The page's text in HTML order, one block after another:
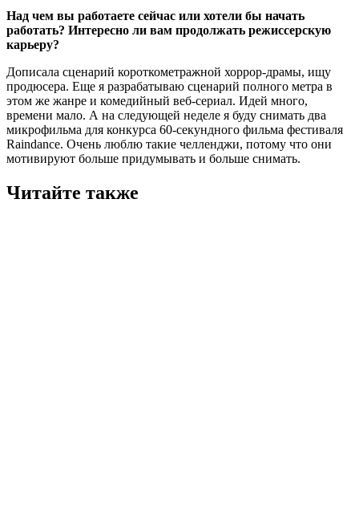
Над чем вы работаете сейчас или хотели бы начать
работать? Интересно ли вам продолжать режиссерскую
карьеру?
Дописала сценарий короткометражной хоррор-драмы, ищу
продюсера. Еще я разрабатываю сценарий полного метра в
этом же жанре и комедийный веб-сериал. Идей много,
времени мало. А на следующей неделе я буду снимать два
микрофильма для конкурса 60-секундного фильма фестиваля
Raindance. Очень люблю такие челленджи, потому что они
мотивируют больше придумывать и больше снимать.
Читайте также